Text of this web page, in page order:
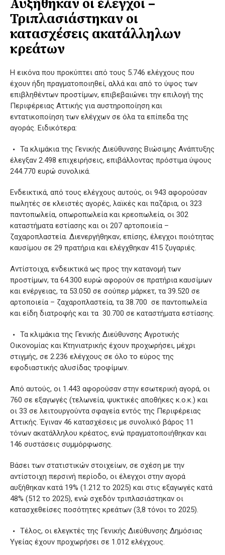
Αυξήθηκαν οι έλεγχοι –
Τριπλασιάστηκαν οι
κατασχέσεις ακατάλληλων
κρεάτων
Η εικόνα που προκύπτει από τους 5.746 ελέγχους που
έχουν ήδη πραγματοποιηθεί, αλλά και από το ύψος των
επιβληθέντων προστίμων, επιβεβαιώνει την επιλογή της
Περιφέρειας Αττικής για αυστηροποίηση και
εντατικοποίηση των ελέγχων σε όλα τα επίπεδα της
αγοράς. Ειδικότερα:
Τα κλιμάκια της Γενικής Διεύθυνσης Βιώσιμης Ανάπτυξης
έλεγξαν 2.498 επιχειρήσεις, επιβάλλοντας πρόστιμα ύψους
244.770 ευρώ συνολικά.
Ενδεικτικά, από τους ελέγχους αυτούς, οι 943 αφορούσαν
πωλητές σε κλειστές αγορές, λαϊκές και παζάρια, οι 323
παντοπωλεία, οπωροπωλεία και κρεοπωλεία, οι 302
καταστήματα εστίασης και οι 207 αρτοποιεία –
ζαχαροπλαστεία. Διενεργήθηκαν, επίσης, έλεγχοι ποιότητας
καυσίμου σε 29 πρατήρια και ελέγχθηκαν 415 ζυγαριές.
Αντίστοιχα, ενδεικτικά ως προς την κατανομή των
προστίμων, τα 64.300 ευρώ αφορούν σε πρατήρια καυσίμων
και ενέργειας, τα 53.050 σε σούπερ μάρκετ, τα 39.520 σε
αρτοποιεία – ζαχαροπλαστεία, τα 38.700 σε παντοπωλεία
και είδη διατροφής και τα 30.700 σε καταστήματα εστίασης.
Τα κλιμάκια της Γενικής Διεύθυνσης Αγροτικής
Οικονομίας και Κτηνιατρικής έχουν προχωρήσει, μέχρι
στιγμής, σε 2.236 ελέγχους σε όλο το εύρος της
εφοδιαστικής αλυσίδας τροφίμων.
Από αυτούς, οι 1.443 αφορούσαν στην εσωτερική αγορά, οι
760 σε εξαγωγές (τελωνεία, ψυκτικές αποθήκες κ.ο.κ.) και
οι 33 σε λειτουργούντα σφαγεία εντός της Περιφέρειας
Αττικής. Έγιναν 46 κατασχέσεις με συνολικό βάρος 11
τόνων ακατάλληλου κρέατος, ενώ πραγματοποιήθηκαν και
146 συστάσεις συμμόρφωσης.
Βάσει των στατιστικών στοιχείων, σε σχέση με την
αντίστοιχη περσινή περίοδο, οι έλεγχοι στην αγορά
αυξήθηκαν κατά 19% (1.212 το 2025) και στις εξαγωγές κατά
48% (512 το 2025), ενώ σχεδόν τριπλασιάστηκαν οι
κατασχεθείσες ποσότητες κρεάτων (3,8 τόνοι το 2025).
Τέλος, οι ελεγκτές της Γενικής Διεύθυνσης Δημόσιας
Υγείας έχουν προχωρήσει σε 1.012 ελέγχους.